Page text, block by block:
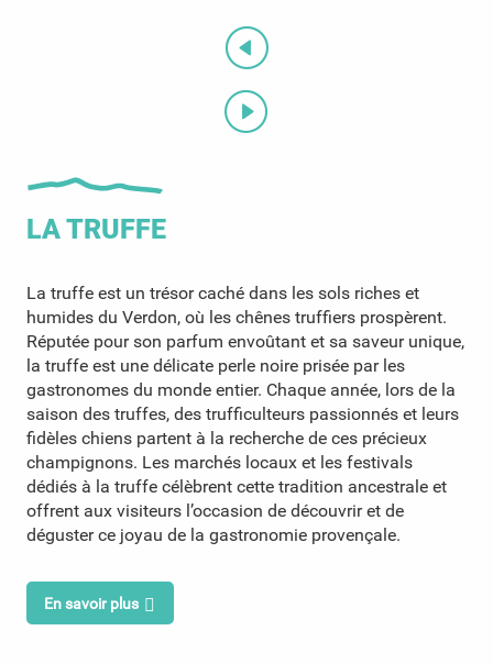
LA TRUFFE
La truffe est un trésor caché dans les sols riches et
humides du Verdon, où les chênes truffiers prospèrent.
Réputée pour son parfum envoûtant et sa saveur unique,
la truffe est une délicate perle noire prisée par les
gastronomes du monde entier. Chaque année, lors de la
saison des truffes, des trufficulteurs passionnés et leurs
fidèles chiens partent à la recherche de ces précieux
champignons. Les marchés locaux et les festivals
dédiés à la truffe célèbrent cette tradition ancestrale et
offrent aux visiteurs l’occasion de découvrir et de
déguster ce joyau de la gastronomie provençale.
En savoir plus